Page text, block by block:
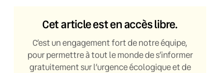
Cet article est en accès libre.
C’est un engagement fort de notre équipe,
pour permettre à tout le monde de s’informer
gratuitement sur l’urgence écologique et de